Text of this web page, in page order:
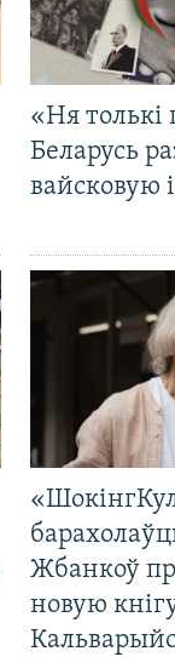
«Ня
Беларусь
вайсковую
Жбанкоў
новую